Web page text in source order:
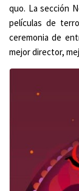
quo. La sección
películas de
ceremonia de
mejor director,